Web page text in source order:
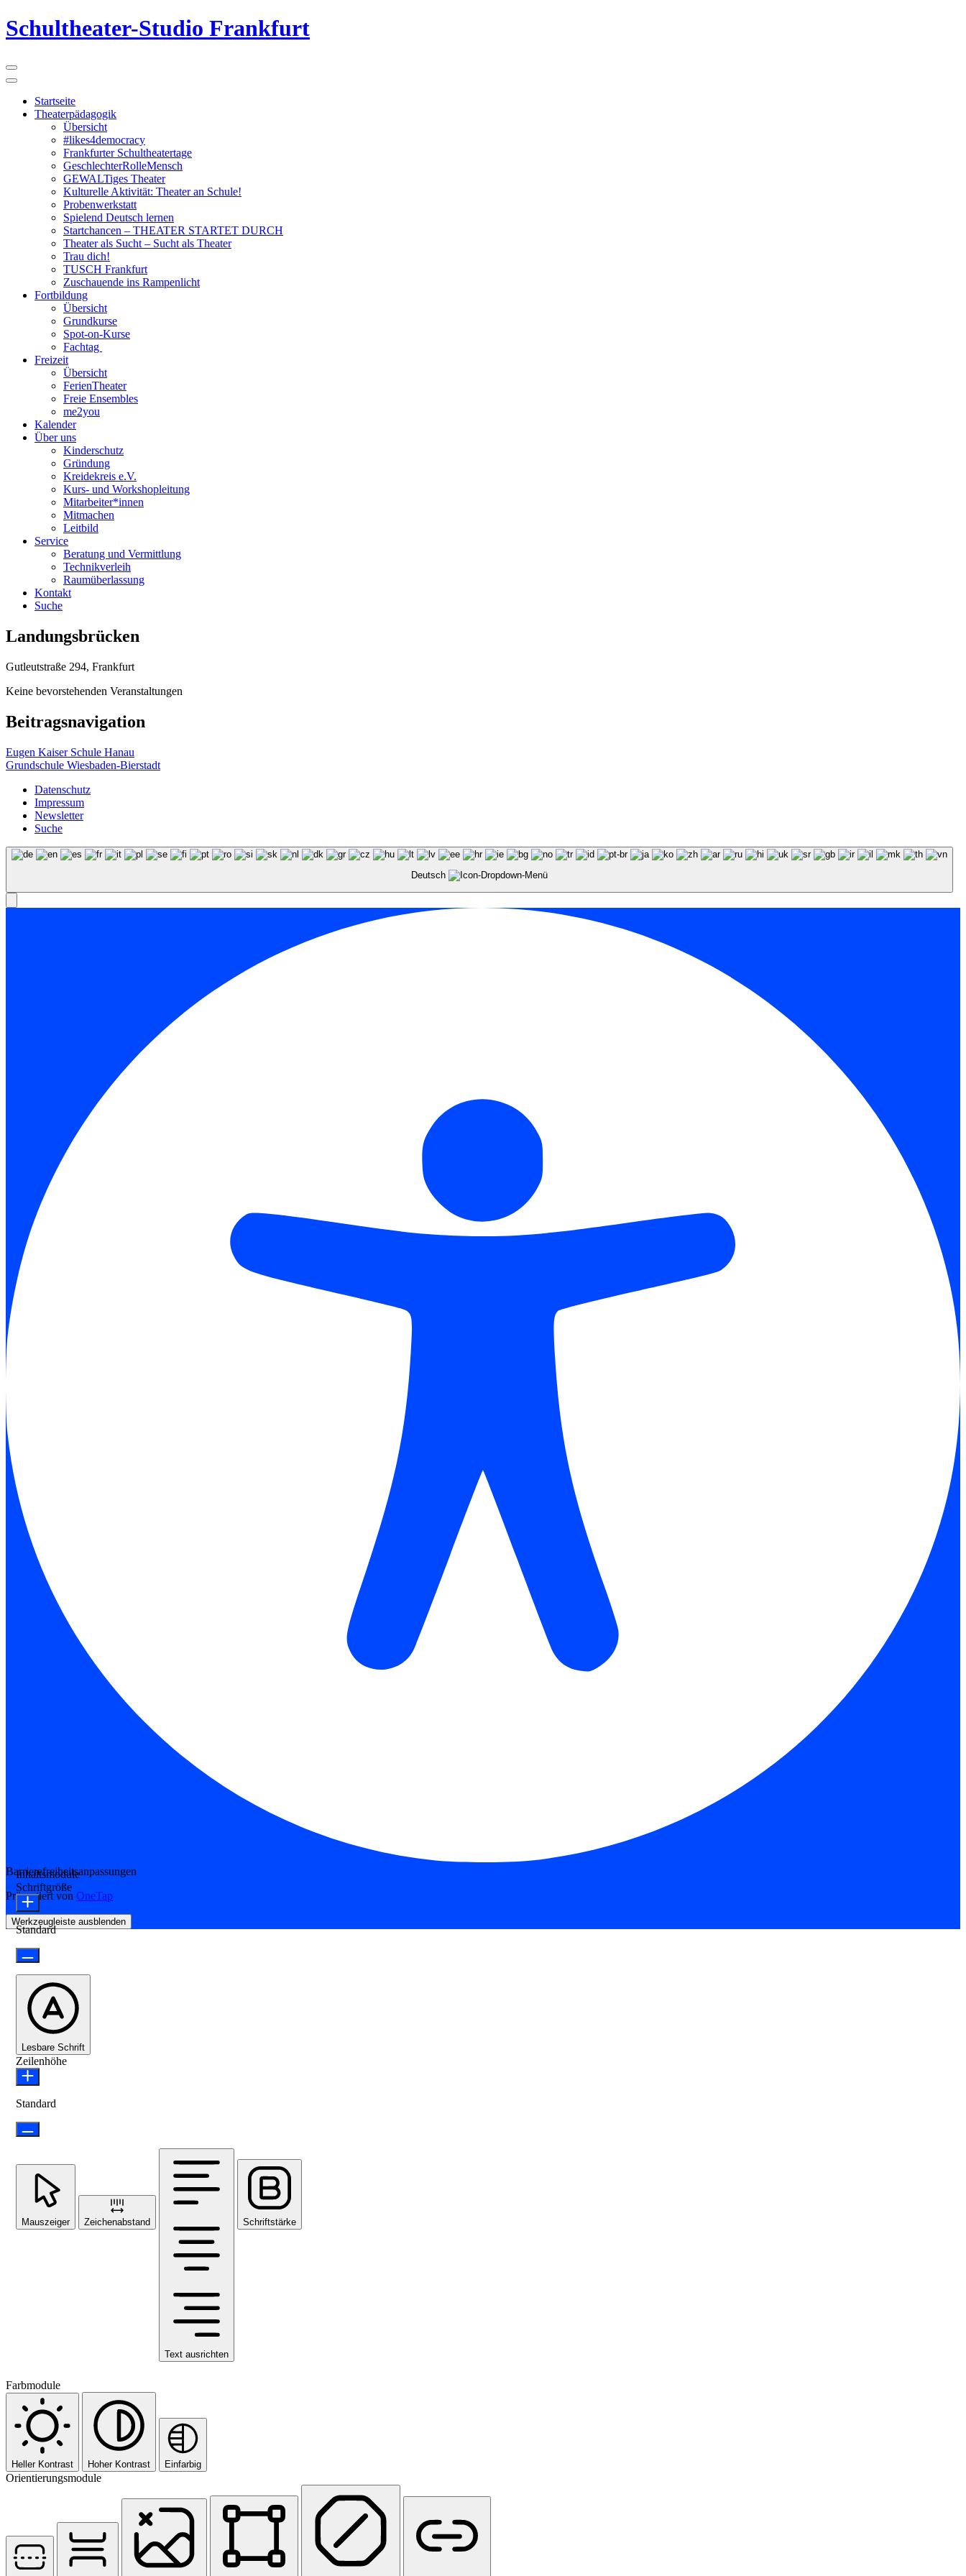
Schultheater-Studio Frankfurt
Startseite
Theaterpädagogik
Übersicht
#likes4democracy
Frankfurter Schultheatertage
GeschlechterRolleMensch
GEWALTiges Theater
Kulturelle Aktivität: Theater an Schule!
Probenwerkstatt
Spielend Deutsch lernen
Startchancen – THEATER STARTET DURCH
Theater als Sucht – Sucht als Theater
Trau dich!
TUSCH Frankfurt
Zuschauende ins Rampenlicht
Fortbildung
Übersicht
Grundkurse
Spot-on-Kurse
Fachtag
Freizeit
Übersicht
FerienTheater
Freie Ensembles
me2you
Kalender
Über uns
Kinderschutz
Gründung
Kreidekreis e.V.
Kurs- und Workshopleitung
Mitarbeiter*innen
Mitmachen
Leitbild
Service
Beratung und Vermittlung
Technikverleih
Raumüberlassung
Kontakt
Suche
Landungsbrücken
Gutleutstraße 294, Frankfurt
Keine bevorstehenden Veranstaltungen
Beitragsnavigation
Eugen Kaiser Schule Hanau
Grundschule Wiesbaden-Bierstadt
Datenschutz
Impressum
Newsletter
Suche
Deutsch
Barrierefreiheitsanpassungen
Präsentiert von OneTap
Werkzeugleiste ausblenden
Inhaltsmodule
Schriftgröße
Standard
Lesbare Schrift
Zeilenhöhe
Standard
Mauszeiger Zeichenabstand
Text ausrichten
Schriftstärke
Farbmodule
Heller Kontrast Hoher Kontrast Einfarbig
Orientierungsmodule